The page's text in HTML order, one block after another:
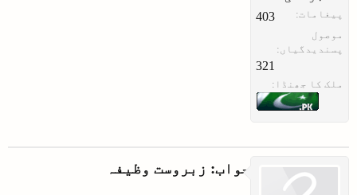
پیغامات: 403
موصول
پسندیدگیاں:
321
ملک کا جھنڈا:
جواب: زبروست وظیفہ